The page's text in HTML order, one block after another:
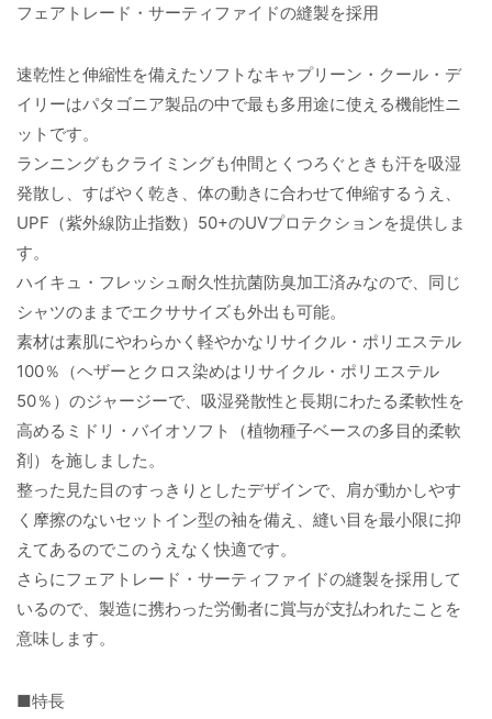
フェアトレード・サーティファイドの縫製を採用
速乾性と伸縮性を備えたソフトなキャプリーン・クール・デ
イリーはパタゴニア製品の中で最も多用途に使える機能性ニ
ットです。
ランニングもクライミングも仲間とくつろぐときも汗を吸湿
発散し、すばやく乾き、体の動きに合わせて伸縮するうえ、
UPF（紫外線防止指数）50+のUVプロテクションを提供しま
す。
ハイキュ・フレッシュ耐久性抗菌防臭加工済みなので、同じ
シャツのままでエクササイズも外出も可能。
素材は素肌にやわらかく軽やかなリサイクル・ポリエステル
100％（ヘザーとクロス染めはリサイクル・ポリエステル
50％）のジャージーで、吸湿発散性と長期にわたる柔軟性を
高めるミドリ・バイオソフト（植物種子ベースの多目的柔軟
剤）を施しました。
整った見た目のすっきりとしたデザインで、肩が動かしやす
く摩擦のないセットイン型の袖を備え、縫い目を最小限に抑
えてあるのでこのうえなく快適です。
さらにフェアトレード・サーティファイドの縫製を採用して
いるので、製造に携わった労働者に賞与が支払われたことを
意味します。
■特長